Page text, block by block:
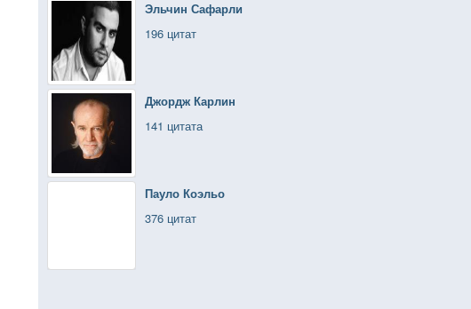
Эльчин Сафарли
196 цитат
Джордж Карлин
141 цитата
Пауло Коэльо
376 цитат